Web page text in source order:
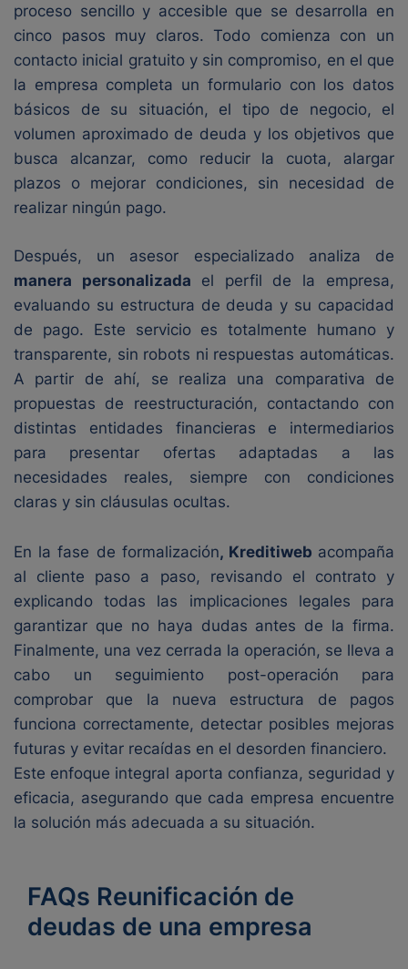
proceso sencillo y accesible que se desarrolla en
cinco pasos muy claros. Todo comienza con un
contacto inicial gratuito y sin compromiso, en el que
la empresa completa un formulario con los datos
básicos de su situación, el tipo de negocio, el
volumen aproximado de deuda y los objetivos que
busca alcanzar, como reducir la cuota, alargar
plazos o mejorar condiciones, sin necesidad de
realizar ningún pago.
Después, un asesor especializado analiza de
manera personalizada el perfil de la empresa,
evaluando su estructura de deuda y su capacidad
de pago. Este servicio es totalmente humano y
transparente, sin robots ni respuestas automáticas.
A partir de ahí, se realiza una comparativa de
propuestas de reestructuración, contactando con
distintas entidades financieras e intermediarios
para presentar ofertas adaptadas a las
necesidades reales, siempre con condiciones
claras y sin cláusulas ocultas.
En la fase de formalización, Kreditiweb acompaña
al cliente paso a paso, revisando el contrato y
explicando todas las implicaciones legales para
garantizar que no haya dudas antes de la firma.
Finalmente, una vez cerrada la operación, se lleva a
cabo un seguimiento post-operación para
comprobar que la nueva estructura de pagos
funciona correctamente, detectar posibles mejoras
futuras y evitar recaídas en el desorden financiero.
Este enfoque integral aporta confianza, seguridad y
eficacia, asegurando que cada empresa encuentre
la solución más adecuada a su situación.
FAQs Reunificación de
deudas de una empresa